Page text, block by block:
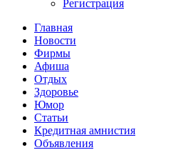
Регистрация
Главная
Новости
Фирмы
Афиша
Отдых
Здоровье
Юмор
Статьи
Кредитная амнистия
Объявления